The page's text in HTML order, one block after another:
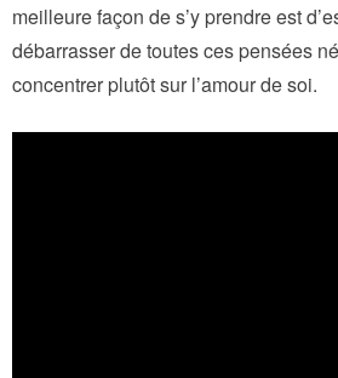
meilleure façon de s’y prendre est
débarrasser de toutes ces pensées
concentrer plutôt sur l’amour de soi.